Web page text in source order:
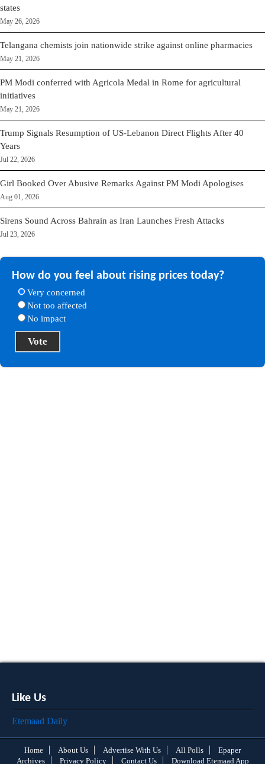
states
May 26, 2026
Telangana chemists join nationwide strike against online pharmacies
May 21, 2026
PM Modi conferred with Agricola Medal in Rome for agricultural
initiatives
May 21, 2026
Trump Signals Resumption of US-Lebanon Direct Flights After 40
Years
Jul 22, 2026
Girl Booked Over Abusive Remarks Against PM Modi Apologises
Aug 01, 2026
Sirens Sound Across Bahrain as Iran Launches Fresh Attacks
Jul 23, 2026
How do you feel about rising prices today?
Very concerned
Not too affected
No impact
Like Us
Etemaad Daily
Home About Us Advertise With Us All Polls
Epaper
Archives
Privacy Policy Contact Us Download Etemaad App